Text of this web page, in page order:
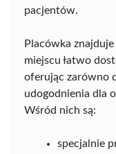
pacjentów.
Placówka
miejscu łatwo
oferując zarówno
udogodnienia dla
Wśród nich są:
specjalnie